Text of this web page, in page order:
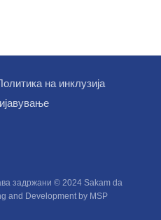
на инклузија
задржани © 2024 Sakam da
and Development by MSP